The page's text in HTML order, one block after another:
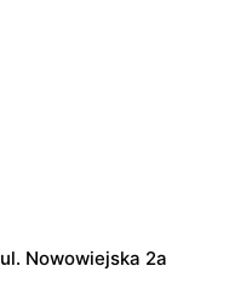
Nowowiejska 2a